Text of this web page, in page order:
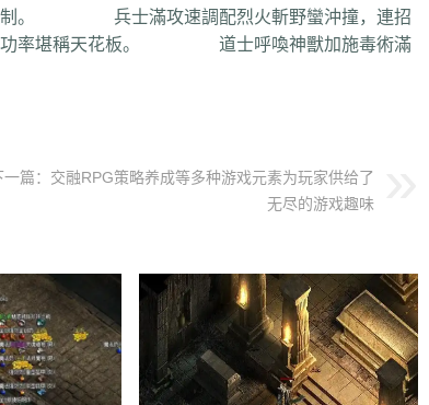
機制。 兵士滿攻速調配烈火斬野蠻沖撞，連招
清功率堪稱天花板。 道士呼喚神獸加施毒術滿
篇： 交融RPG策略养成等多种游戏元素为玩家供给了
无尽的游戏趣味